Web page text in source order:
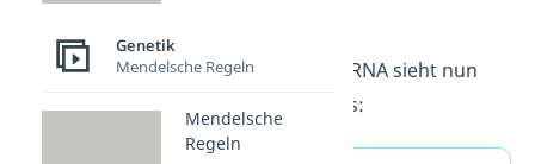
Eine Definition der rRNA sieht nun
folgendermaßen aus:
Genetik
Mendelsche Regeln
Mendelsche
Regeln